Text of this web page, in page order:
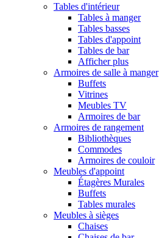
Tables d'intérieur
Tables à manger
Tables basses
Tables d'appoint
Tables de bar
Afficher plus
Armoires de salle à manger
Buffets
Vitrines
Meubles TV
Armoires de bar
Armoires de rangement
Bibliothèques
Commodes
Armoires de couloir
Meubles d'appoint
Étagères Murales
Buffets
Tables murales
Meubles à sièges
Chaises